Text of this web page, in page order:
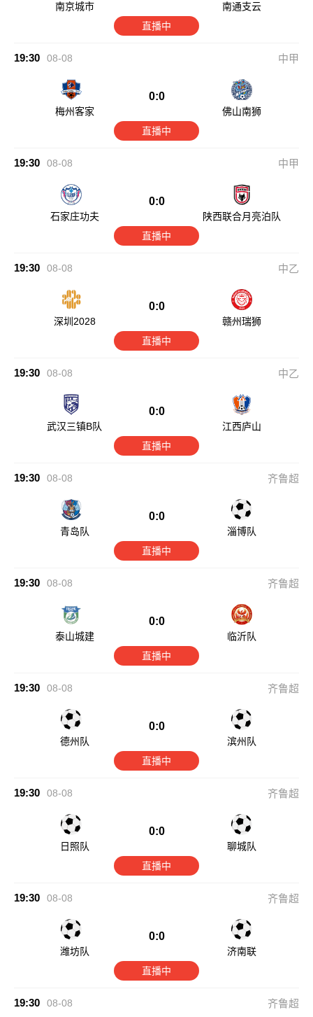
南京城市
南通支云
直播中
19:30 08-08 中甲
梅州客家
0:0
佛山南狮
直播中
19:30 08-08 中甲
石家庄功夫
0:0
陕西联合月亮泊队
直播中
19:30 08-08 中乙
深圳2028
0:0
赣州瑞狮
直播中
19:30 08-08 中乙
武汉三镇B队
0:0
江西庐山
直播中
19:30 08-08 齐鲁超
青岛队
0:0
淄博队
直播中
19:30 08-08 齐鲁超
泰山城建
0:0
临沂队
直播中
19:30 08-08 齐鲁超
德州队
0:0
滨州队
直播中
19:30 08-08 齐鲁超
日照队
0:0
聊城队
直播中
19:30 08-08 齐鲁超
潍坊队
0:0
济南联
直播中
19:30 08-08 齐鲁超